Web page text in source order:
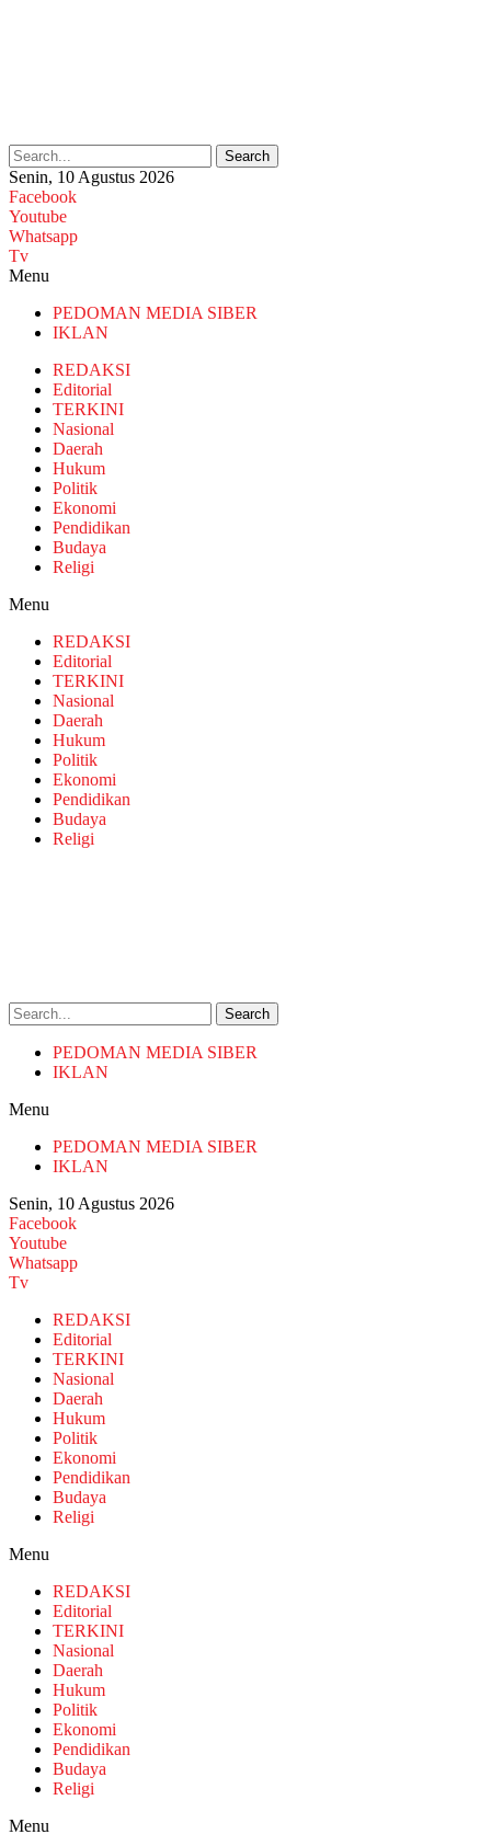
Search
Senin, 10 Agustus 2026
Facebook
Youtube
Whatsapp
Tv
Menu
PEDOMAN MEDIA SIBER
IKLAN
REDAKSI
Editorial
TERKINI
Nasional
Daerah
Hukum
Politik
Ekonomi
Pendidikan
Budaya
Religi
Menu
REDAKSI
Editorial
TERKINI
Nasional
Daerah
Hukum
Politik
Ekonomi
Pendidikan
Budaya
Religi
Search
PEDOMAN MEDIA SIBER
IKLAN
Menu
PEDOMAN MEDIA SIBER
IKLAN
Senin, 10 Agustus 2026
Facebook
Youtube
Whatsapp
Tv
REDAKSI
Editorial
TERKINI
Nasional
Daerah
Hukum
Politik
Ekonomi
Pendidikan
Budaya
Religi
Menu
REDAKSI
Editorial
TERKINI
Nasional
Daerah
Hukum
Politik
Ekonomi
Pendidikan
Budaya
Religi
Menu